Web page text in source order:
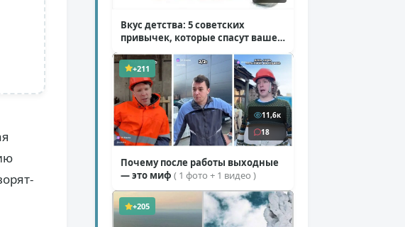
Вкус детства: 5 советских
привычек, которые спасут ваше
+211
11,6к
18
Почему после работы выходные
— это миф ( 1 фото + 1 видео )
+205